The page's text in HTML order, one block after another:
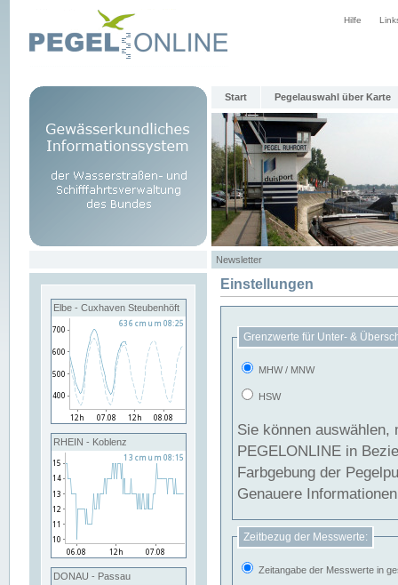
Hilfe
Start Pegelauswahl über Karte
Newsletter
Elbe - Cuxhaven Steubenhöft
RHEIN - Koblenz
DONAU - Passau
Einstellungen
Grenzwerte für Unter- &
MHW / MNW
HSW
Sie können
PEGELONLINE in Beziehung
Farbgebung der
Genauere
Zeitbezug der Messwerte:
Zeitangabe der Messwerte in